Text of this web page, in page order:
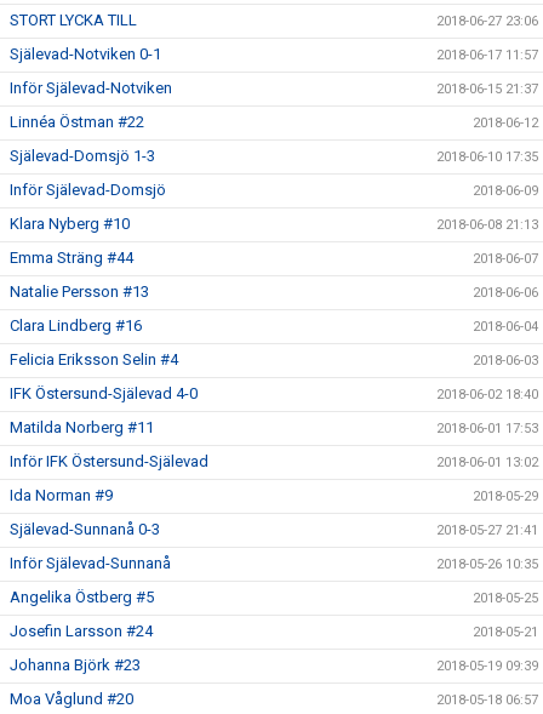
STORT LYCKA TILL 2018-06-27 23:06
Själevad-Notviken 0-1 2018-06-17 11:57
Inför Själevad-Notviken 2018-06-15 21:37
Linnéa Östman #22 2018-06-12
Själevad-Domsjö 1-3 2018-06-10 17:35
Inför Själevad-Domsjö 2018-06-09
Klara Nyberg #10 2018-06-08 21:13
Emma Sträng #44 2018-06-07
Natalie Persson #13 2018-06-06
Clara Lindberg #16 2018-06-04
Felicia Eriksson Selin #4 2018-06-03
IFK Östersund-Själevad 4-0 2018-06-02 18:40
Matilda Norberg #11 2018-06-01 17:53
Inför IFK Östersund-Själevad 2018-06-01 13:02
Ida Norman #9 2018-05-29
Själevad-Sunnanå 0-3 2018-05-27 21:41
Inför Själevad-Sunnanå 2018-05-26 10:35
Angelika Östberg #5 2018-05-25
Josefin Larsson #24 2018-05-21
Johanna Björk #23 2018-05-19 09:39
Moa Våglund #20 2018-05-18 06:57